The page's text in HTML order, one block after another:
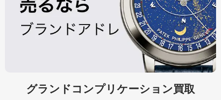
グランドコンプリケーション買取